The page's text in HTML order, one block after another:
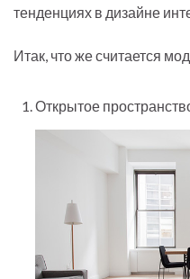
тенденциях в дизайне
Итак, что же считается
Открытое